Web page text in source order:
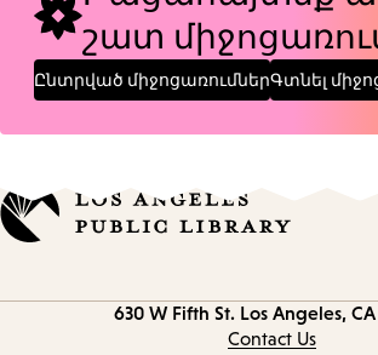
շատ
Ընտրված միջոցառումներԳտնել
630 W Fifth St. Los Angeles,
Contact Us